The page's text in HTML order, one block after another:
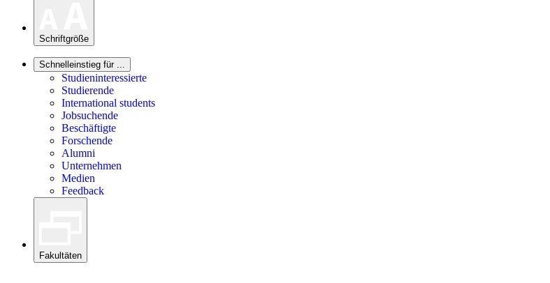
Schriftgröße
Schnelleinstieg für ...
Studieninteressierte
Studierende
International students
Jobsuchende
Beschäftigte
Forschende
Alumni
Unternehmen
Medien
Feedback
Fakultäten